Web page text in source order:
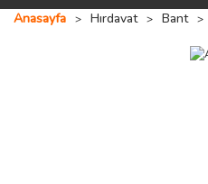
Anasayfa
Hırdavat Bant